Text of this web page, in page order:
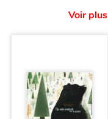
Voir plus